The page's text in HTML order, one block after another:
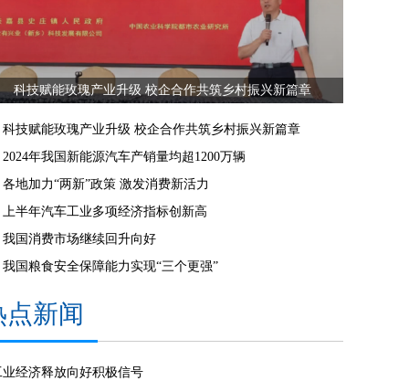
科技赋能玫瑰产业升级 校企合作共筑乡村振兴新篇章
科技赋能玫瑰产业升级 校企合作共筑乡村振兴新篇章
2024年我国新能源汽车产销量均超1200万辆
各地加力“两新”政策 激发消费新活力
上半年汽车工业多项经济指标创新高
我国消费市场继续回升向好
我国粮食安全保障能力实现“三个更强”
点新闻
业经济释放向好积极信号